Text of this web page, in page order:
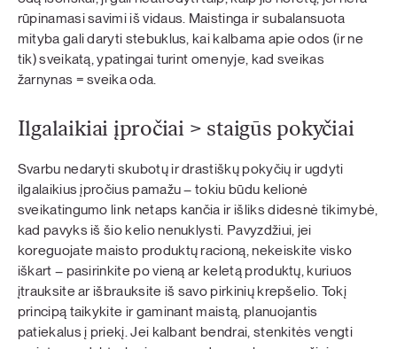
rūpinamasi savimi iš vidaus. Maistinga ir subalansuota
mityba gali daryti stebuklus, kai kalbama apie odos (ir ne
tik) sveikatą, ypatingai turint omenyje, kad sveikas
žarnynas = sveika oda.
Ilgalaikiai įpročiai > staigūs pokyčiai
Svarbu nedaryti skubotų ir drastiškų pokyčių ir ugdyti
ilgalaikius įpročius pamažu – tokiu būdu kelionė
sveikatingumo link netaps kančia ir išliks didesnė tikimybė,
kad pavyks iš šio kelio nenuklysti. Pavyzdžiui, jei
koreguojate maisto produktų racioną, nekeiskite visko
iškart – pasirinkite po vieną ar keletą produktų, kuriuos
įtrauksite ar išbrauksite iš savo pirkinių krepšelio. Tokį
principą taikykite ir gaminant maistą, planuojantis
patiekalus į priekį. Jei kalbant bendrai, stenkitės vengti